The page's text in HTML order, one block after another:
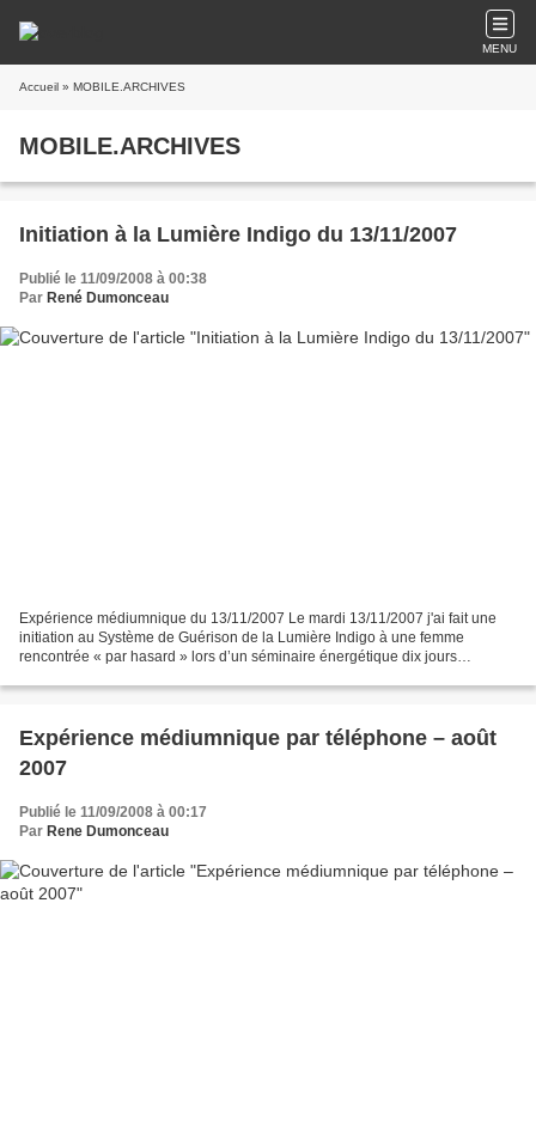
MENU
Accueil » MOBILE.ARCHIVES
MOBILE.ARCHIVES
Initiation à la Lumière Indigo du 13/11/2007
Publié le 11/09/2008 à 00:38
Par René Dumonceau
Expérience médiumnique du 13/11/2007 Le mardi 13/11/2007 j'ai fait une
initiation au Système de Guérison de la Lumière Indigo à une femme
rencontrée « par hasard » lors d’un séminaire énergétique dix jours
Expérience médiumnique par téléphone – août
2007
Publié le 11/09/2008 à 00:17
Par Rene Dumonceau